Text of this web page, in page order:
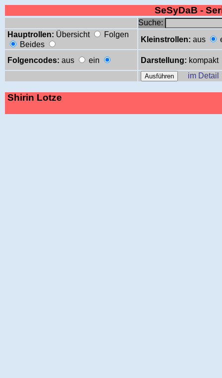
SeSyDaB -
Suche:
Hauptrollen: Übersicht
Folgen
Beides
Kleinstrollen: aus
Folgencodes: aus ein Darstellung: kompakt
im Detail
Shirin Lotze